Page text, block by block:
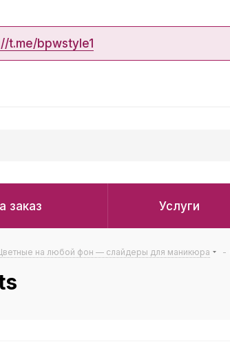
t.me/bpwstyle1
заказ Услуги
на любой фон — слайдеры для маникюра -